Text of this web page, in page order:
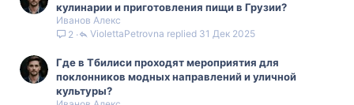
кулинарии и приготовления пищи в Грузии?
Иванов Алекс
2
31 Дек 2025
ViolettaPetrovna
Где в Тбилиси проходят мероприятия для
поклонников модных направлений и уличной
культуры?